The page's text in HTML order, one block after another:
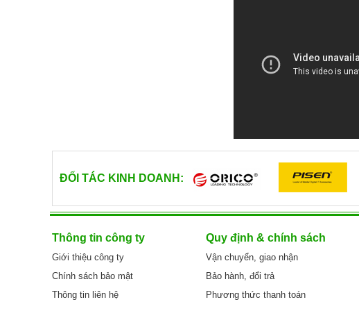
XEM NGAY
45.000 VNĐ
ĐỐI TÁC KINH DOANH:
Thông tin công ty
Giới thiệu công ty
Chính sách bảo mật
Thông tin liên hệ
Quy định & chính sách
Vận chuyển, giao nhận
Bảo hành, đổi trả
Phương thức thanh toán